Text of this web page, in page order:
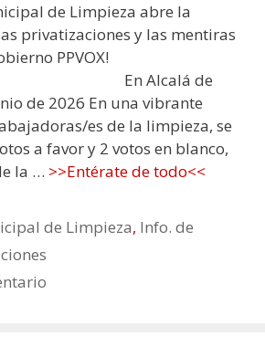
de Limpieza abre la
privatizaciones y las mentiras
PPVOX!
de
de 2026 En una vibrante
es de la limpieza, se
a favor y 2 votos en blanco,
la … >>Entérate de todo<<
de Limpieza, Info. de